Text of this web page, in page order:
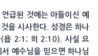
급된 것에는 아들이신 예
을 시사한다. 성경은 하나
(욥 2:1; 히 2:10). 사실 요
예수님을 믿으면 하나님